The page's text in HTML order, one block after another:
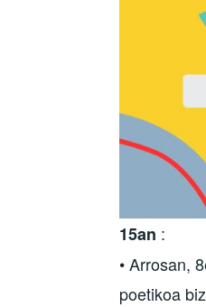
15an :
• Arrosan,
poetikoa